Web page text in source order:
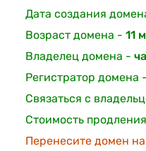
Дата создания
Возраст домена - 11
Владелец домена -
Регистратор домена -
Связаться с
Стоимость
Перенесите домен